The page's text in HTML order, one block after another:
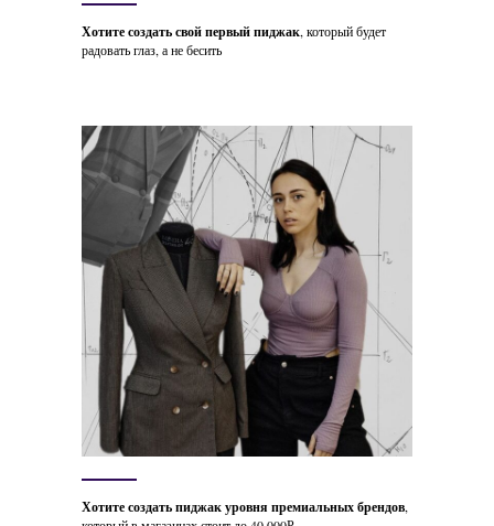
Хотите создать свой первый пиджак, который будет
радовать глаз, а не бесить
Хотите создать пиджак уровня премиальных брендов,